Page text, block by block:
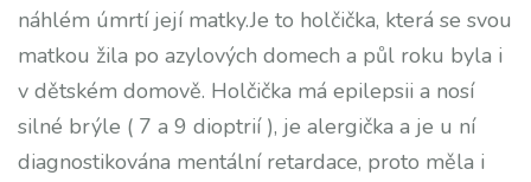
náhlém úmrtí její matky.Je to holčička, která se svou
matkou žila po azylových domech a půl roku byla i
v dětském domově. Holčička má epilepsii a nosí
silné brýle ( 7 a 9 dioptrií ), je alergička a je u ní
diagnostikována mentální retardace, proto měla i